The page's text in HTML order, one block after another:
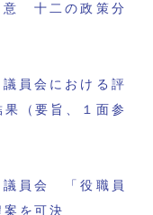
意 十二の政策分
員会における評
（要旨、１面参
議員会 「役職員
を可決